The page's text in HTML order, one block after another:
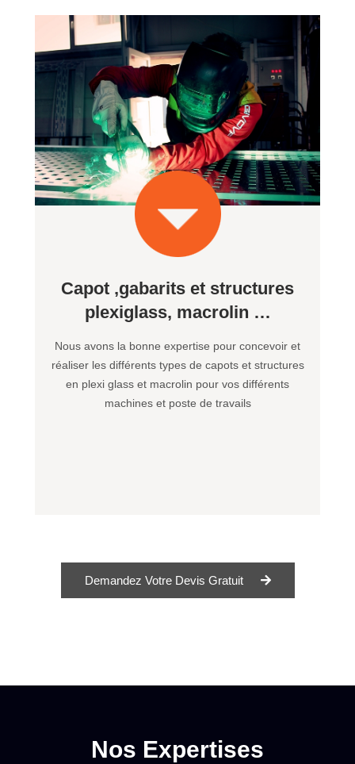
Capot ,gabarits et structures
plexiglass, macrolin …
Nous avons la bonne expertise pour concevoir et
réaliser les différents types de capots et structures
en plexi glass et macrolin pour vos différents
machines et poste de travails
Demandez Votre Devis Gratuit
Nos Expertises